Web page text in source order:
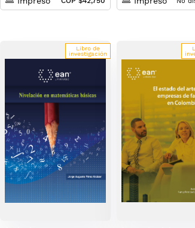
Libro de
investigación